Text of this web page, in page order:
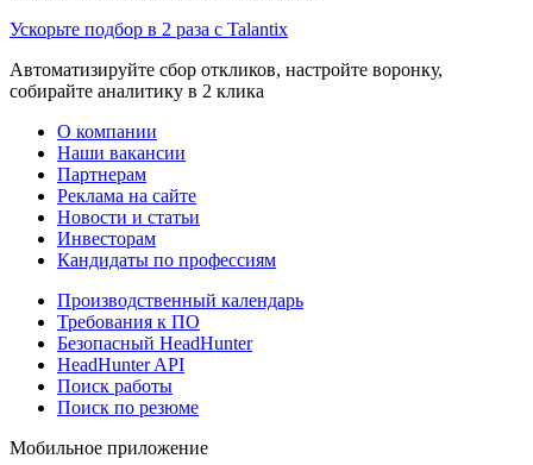
Ускорьте подбор в 2 раза с Talantix
Автоматизируйте сбор откликов, настройте воронку,
собирайте аналитику в 2 клика
О компании
Наши вакансии
Партнерам
Реклама на сайте
Новости и статьи
Инвесторам
Кандидаты по профессиям
Производственный календарь
Требования к ПО
Безопасный HeadHunter
HeadHunter API
Поиск работы
Поиск по резюме
Мобильное приложение